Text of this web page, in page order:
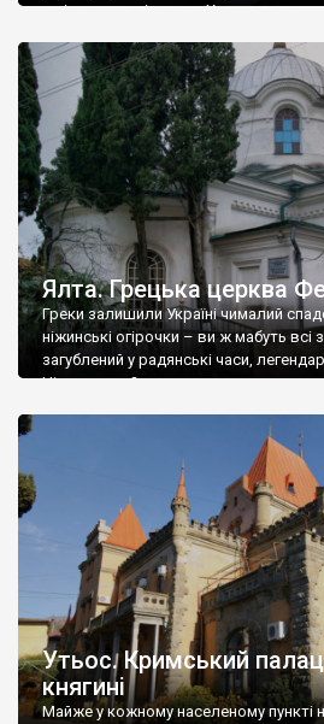
є відданими вірянами Христа
Ялта. Грецька церква
Греки залишили Україні чималий
ніжинські огірочки – ви ж мабуть всі
загублений у радянські часи,
Ніжин греки?
Утьос. Кримський палац
княгині
Майже у кожному населеному пункті